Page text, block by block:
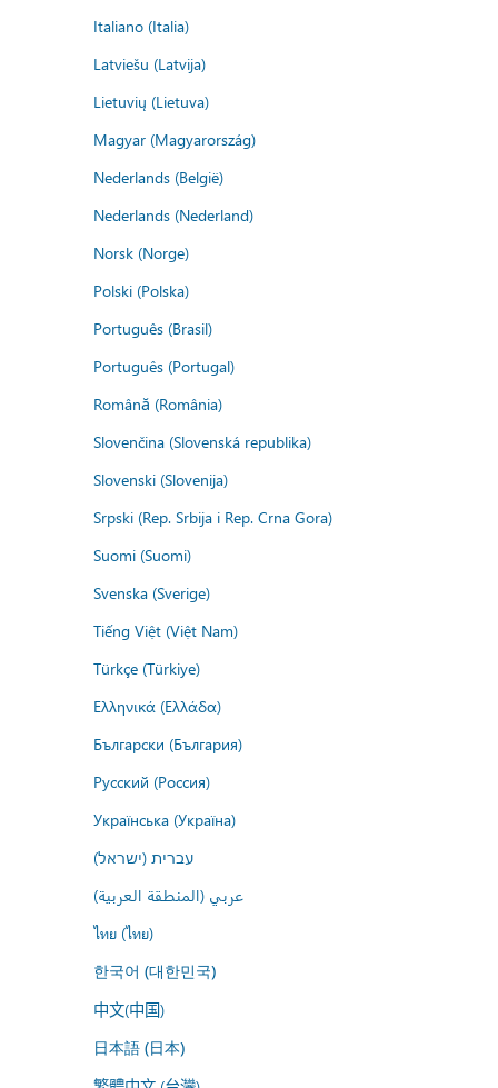
Italiano (Italia)
Latviešu (Latvija)
Lietuvių (Lietuva)
Magyar (Magyarország)
Nederlands (België)
Nederlands (Nederland)
Norsk (Norge)
Polski (Polska)
Português (Brasil)
Português (Portugal)
Română (România)
Slovenčina (Slovenská republika)
Slovenski (Slovenija)
Srpski (Rep. Srbija i Rep. Crna Gora)
Suomi (Suomi)
Svenska (Sverige)
Tiếng Việt (Việt Nam)
Türkçe (Türkiye)
Ελληνικά (Ελλάδα)
Български (България)
Русский (Россия)
Українська (Україна)
עברית (ישראל)
عربي (المنطقة العربية)
ไทย (ไทย)
한국어 (대한민국)
中文(中国)
日本語 (日本)